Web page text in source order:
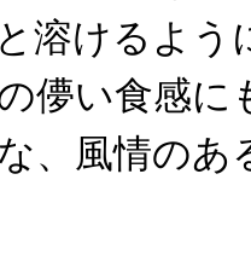
溶けるよう
儚い食感に
、風情のあ